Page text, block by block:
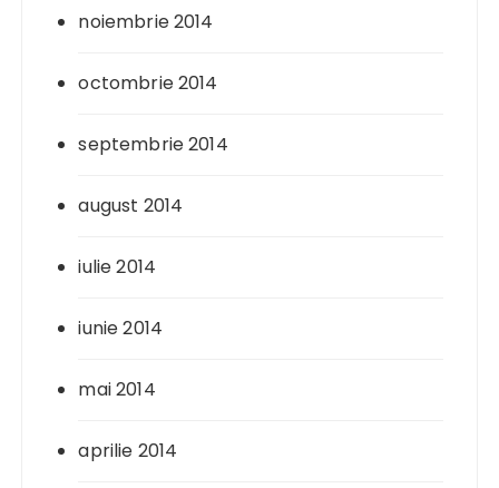
noiembrie 2014
octombrie 2014
septembrie 2014
august 2014
iulie 2014
iunie 2014
mai 2014
aprilie 2014